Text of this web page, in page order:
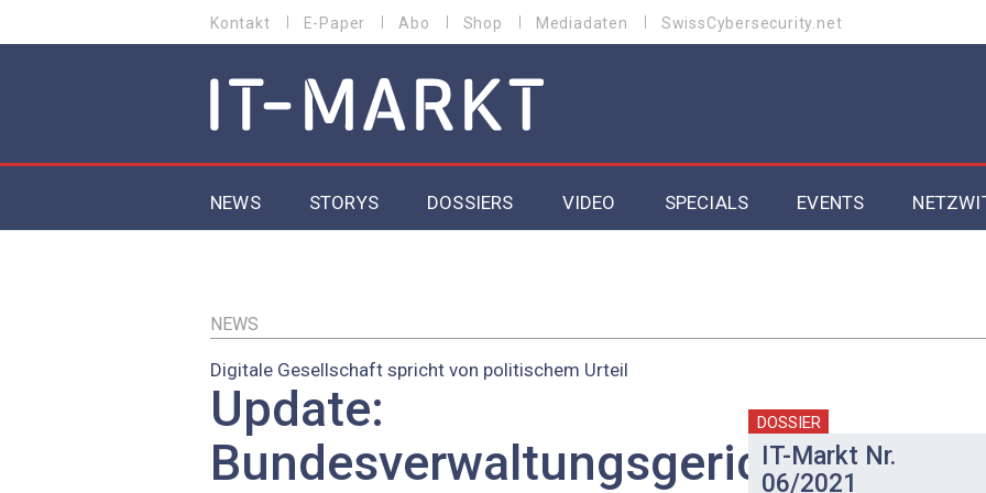
zum
MENU
Kontakt E-Paper Abo Shop Mediadaten SwissCybersecurity.net
MAIN NAVIGATION
NEWS STORYS DOSSIERS
Security
VIDEO SPECIALS
Artificial Intelligence 2025
EVENTS
NEWS
Digitale Gesellschaft spricht von politischem Urteil
Update:
Bundesverwaltungsgericht
DOSSIER
IT-Markt Nr.
06/2021